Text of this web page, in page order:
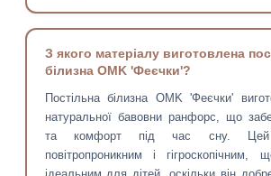
З якого матеріалу виготовлена
білизна OMK 'Феєчки'?
Постільна білизна OMK 'Феєчки'
натуральної бавовни ранфорс, що
та комфорт під час сну. Цей
повітропроникним і